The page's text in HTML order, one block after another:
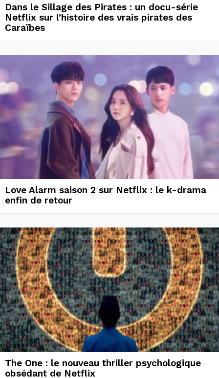
Dans le Sillage des Pirates : un docu-série
Netflix sur l’histoire des vrais pirates des
Caraïbes
Love Alarm saison 2 sur Netflix : le k-drama
enfin de retour
The One : le nouveau thriller psychologique
obsédant de Netflix